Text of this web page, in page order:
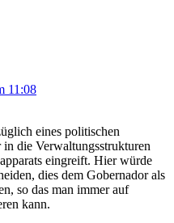
11:08
eines politischen
die Verwaltungsstrukturen
eingreift. Hier würde
dies dem Gobernador als
so das man immer auf
kann.